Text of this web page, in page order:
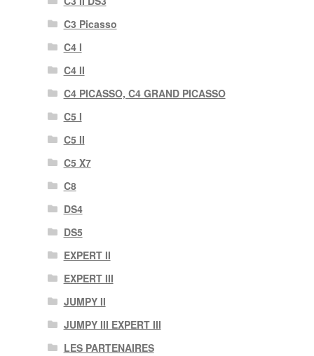
C3 Picasso
C4 I
C4 II
C4 PICASSO, C4 GRAND PICASSO
C5 I
C5 II
C5 X7
C8
DS4
DS5
EXPERT II
EXPERT III
JUMPY II
JUMPY III EXPERT III
LES PARTENAIRES